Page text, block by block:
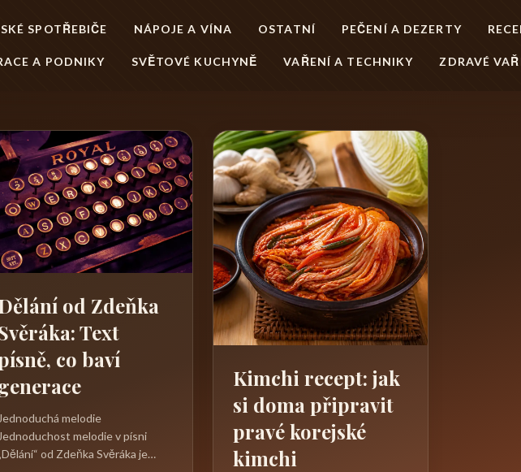
SPOTŘEBIČE NÁPOJE A VÍNA OSTATNÍ PEČENÍ A DEZERTY
A PODNIKY SVĚTOVÉ KUCHYNĚ VAŘENÍ A TECHNIKY ZDRAVÉ
od Zdeňka
Text
co baví
Jednoduchá melodie
Jednoduchost melodie v písni
od Zdeňka Svěráka je
Kimchi recept: jak
si doma připravit
pravé korejské
kimchi